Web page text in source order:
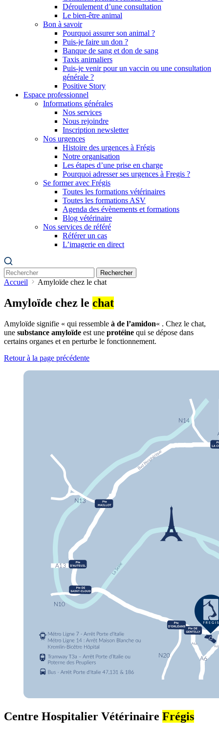
Déroulement d’une consultation
Le bien-être animal
Bon à savoir
Pourquoi assurer son animal ?
Puis-je faire un don ?
Banque de sang et don de sang
Taxis animaliers
Puis-je venir pour un vaccin ou une consultation
générale ?
Positive Story
Espace professionnel
Informations générales
Nos services
Nous rejoindre
Inscription newsletter
Nos urgences
Histoire des urgences à Frégis
Notre organisation
Les étapes d’une prise en charge
Pourquoi adresser ses urgences à Fregis ?
Se former avec Frégis
Toutes les formations vétérinaires
Toutes les formations ASV
Agenda des évènements et formations
Blog vétérinaire
Nos services de référé
Référer un cas
L’imagerie en direct
Rechercher
Accueil Amyloïde chez le chat
Amyloïde chez le chat
Amyloïde signifie « qui ressemble à de l’amidon« . Chez le chat,
une substance amyloïde est une protéine qui se dépose dans
certains organes et en perturbe le fonctionnement.
Retour à la page précédente
Centre Hospitalier Vétérinaire Frégis